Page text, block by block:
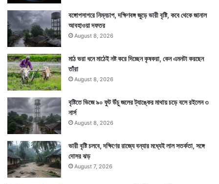
বঙ্গোপসাগরে নিম্নচাপ, দক্ষিণবঙ্গ জুড়ে ভারী বৃষ্টি, কবে থেকে জানাল
আবহাওয়া দফতর
August 8, 2026
মাঠ ভরা ধনে মাঠেই নষ্ট করে দিচ্ছেন কৃষকরা, কেন এমনটা করছেন
তাঁরা
August 8, 2026
বৃষ্টিতে ভিজে ৯০ ফুট উঁচু জলের ট্যাঙ্কের মাথায় চড়ে বসে রইলেন ৩
নার্স
August 8, 2026
ভারী বৃষ্টি চলবে, দক্ষিণের রাজ্যে বন্যার মধ্যেই লাল সতর্কতা, সঙ্গে
দোসর ঝড়
August 7, 2026